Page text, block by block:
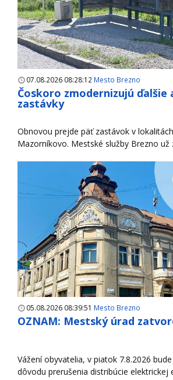
07.08.2026 08:28:12 Mesto Brezno
Čoskoro zmodernizujú ďalšie
zastávky
Obnovou prejde päť zastávok v
Mazorníkovo. Mestské služby Brezno už
05.08.2026 08:39:51 Mesto Brezno
OZNAM: Mestský úrad
Vážení obyvatelia, v piatok 7.8.2026
dôvodu prerušenia distribúcie elektrickej